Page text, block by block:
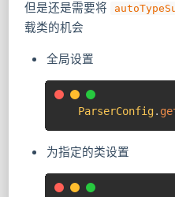
但是还是需要将
载类的机会
全局设置
ParserConfig.
为指定的类设置